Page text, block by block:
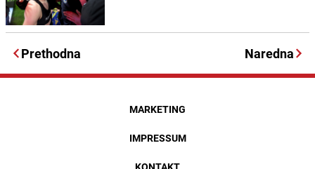
Prethodna Naredna
MARKETING
IMPRESSUM